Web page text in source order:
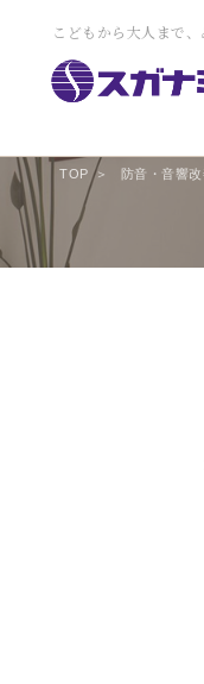
こどもから大人まで
TOP 防音・音響